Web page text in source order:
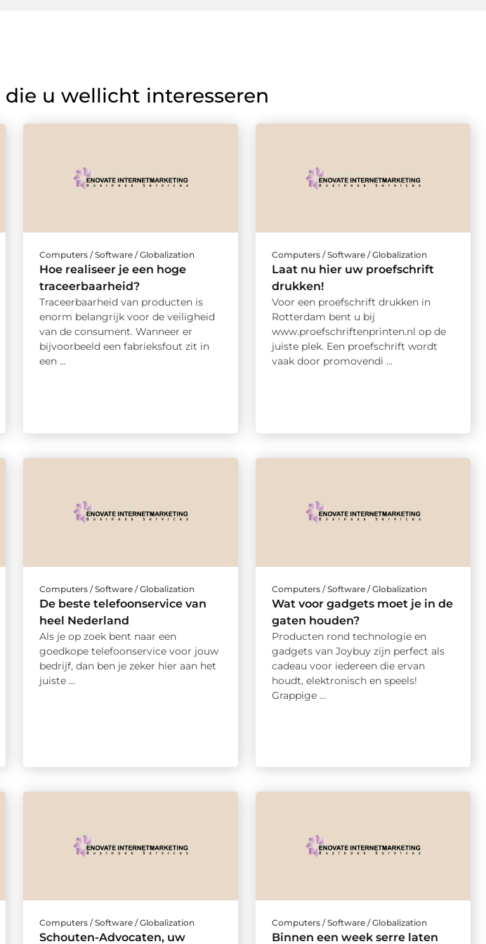
die u wellicht interesseren
Computers / Software / Globalization
Hoe realiseer je een hoge
traceerbaarheid?
Traceerbaarheid van producten is
enorm belangrijk voor de veiligheid
van de consument. Wanneer er
bijvoorbeeld een fabrieksfout zit in
een ...
Computers / Software / Globalization
Laat nu hier uw proefschrift
drukken!
Voor een proefschrift drukken in
Rotterdam bent u bij
www.proefschriftenprinten.nl op de
juiste plek. Een proefschrift wordt
vaak door promovendi ...
Computers / Software / Globalization
De beste telefoonservice van
heel Nederland
Als je op zoek bent naar een
goedkope telefoonservice voor jouw
bedrijf, dan ben je zeker hier aan het
juiste ...
Computers / Software / Globalization
Wat voor gadgets moet je in de
gaten houden?
Producten rond technologie en
gadgets van Joybuy zijn perfect als
cadeau voor iedereen die ervan
houdt, elektronisch en speels!
Grappige ...
Computers / Software / Globalization
Schouten-Advocaten, uw
Computers / Software / Globalization
Binnen een week serre laten